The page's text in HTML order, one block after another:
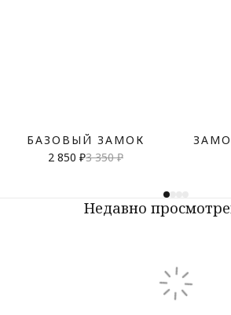
БАЗОВЫЙ ЗАМОК
2 850 ₽3 350 ₽
Недавно